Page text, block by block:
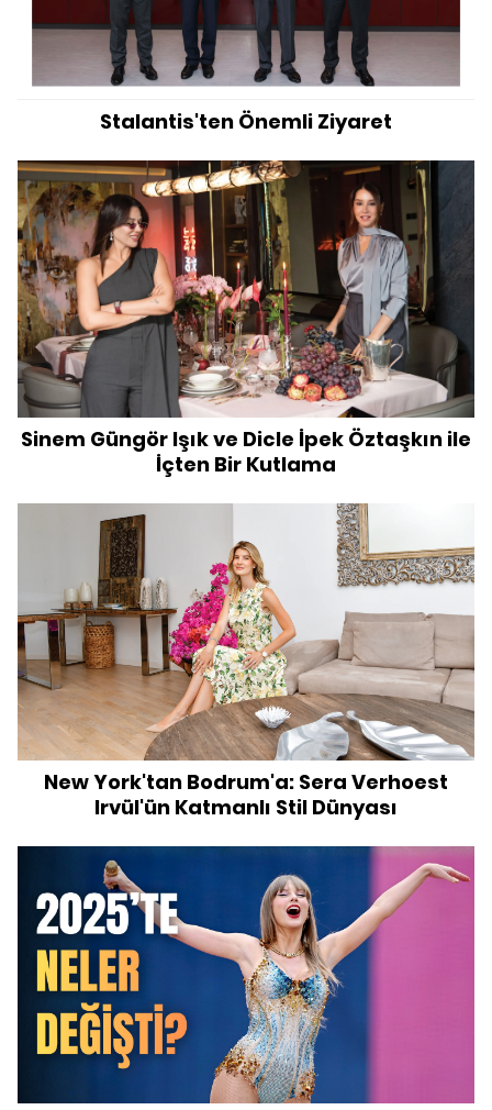
Stalantis'ten Önemli Ziyaret
Sinem Güngör Işık ve Dicle İpek Öztaşkın ile
İçten Bir Kutlama
New York'tan Bodrum'a: Sera Verhoest
Irvül'ün Katmanlı Stil Dünyası